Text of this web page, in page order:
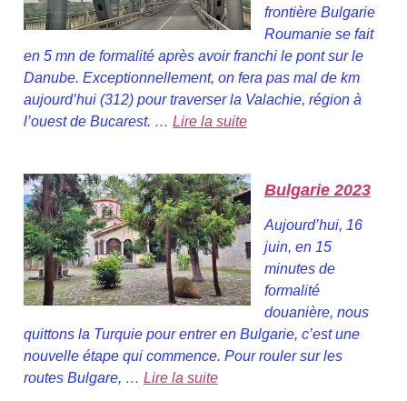
frontière Bulgarie
Roumanie se fait
en 5 mn de formalité après avoir franchi le pont sur le
Danube. Exceptionnellement, on fera pas mal de km
aujourd’hui (312) pour traverser la Valachie, région à
l’ouest de Bucarest. … Lire la suite
Bulgarie 2023
Aujourd’hui, 16
juin, en 15
minutes de
formalité
douanière, nous
quittons la Turquie pour entrer en Bulgarie, c’est une
nouvelle étape qui commence. Pour rouler sur les
routes Bulgare, … Lire la suite